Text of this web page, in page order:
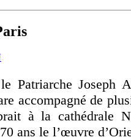
Patriarche Joseph
accompagné de
à la cathédrale
ans le l’œuvre